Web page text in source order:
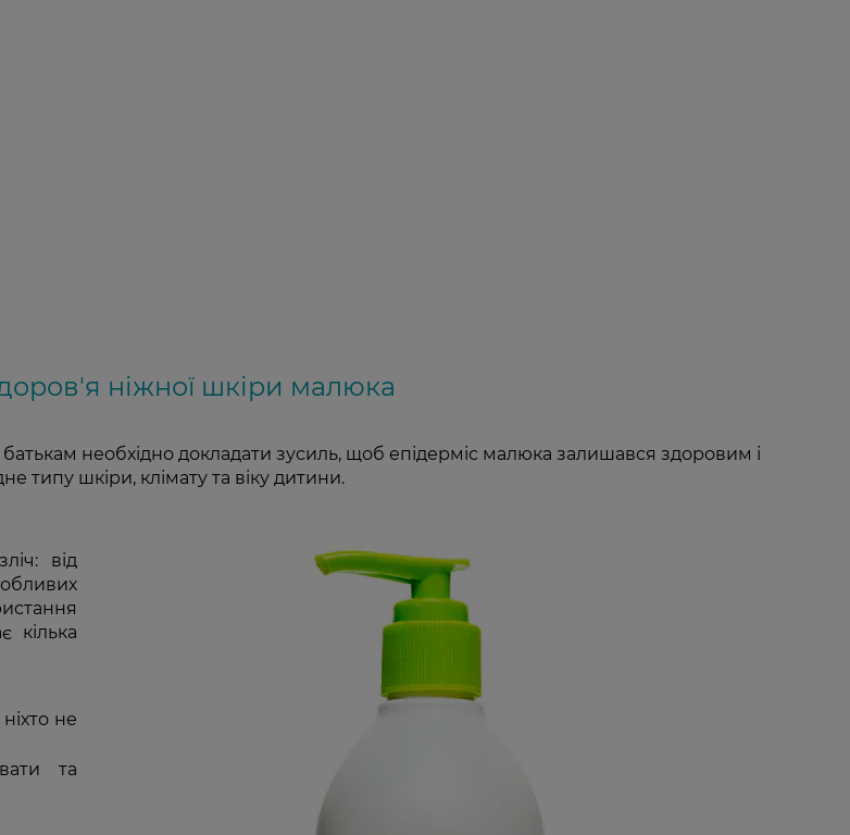
ніжної шкіри малюка
необхідно докладати зусиль, щоб епідерміс малюка залишався здоровим і
типу шкіри, клімату та віку дитини.
від
кілька
не
та